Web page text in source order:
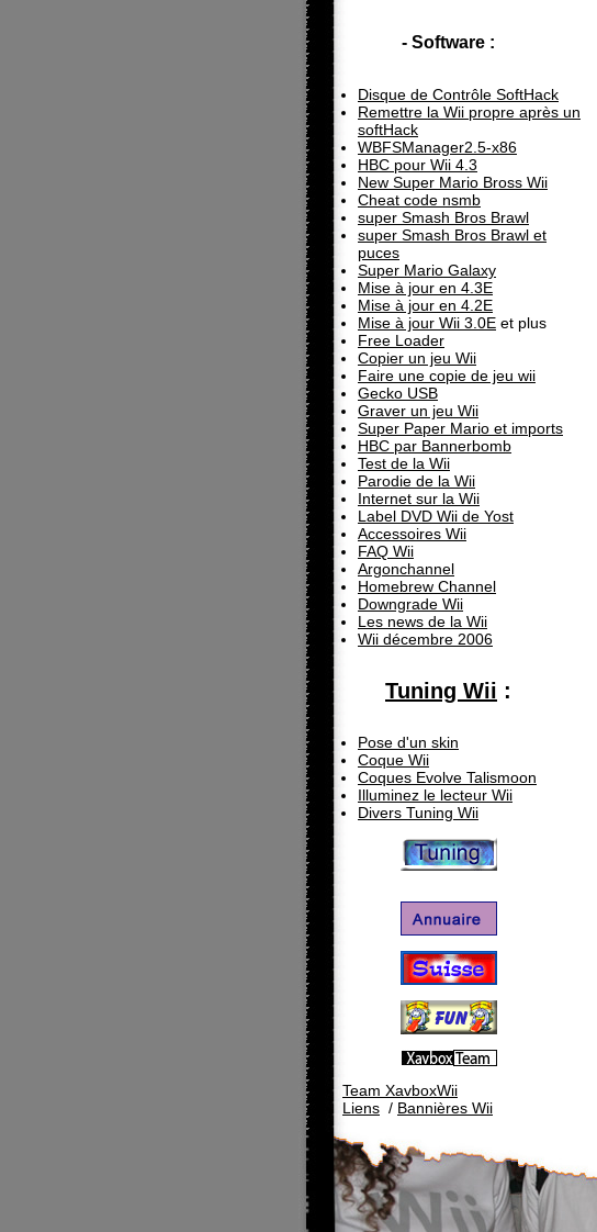
- Software :
Disque de Contrôle SoftHack
Remettre la Wii propre après un
softHack
WBFSManager2.5-x86
HBC pour Wii 4.3
New Super Mario Bross Wii
Cheat code nsmb
super Smash Bros Brawl
super Smash Bros Brawl et
puces
Super Mario Galaxy
Mise à jour en 4.3E
Mise à jour en 4.2E
Mise à jour Wii 3.0E et plus
Free Loader
Copier un jeu Wii
Faire une copie de jeu wii
Gecko USB
Graver un jeu Wii
Super Paper Mario et imports
HBC par Bannerbomb
Test de la Wii
Parodie de la Wii
Internet sur la Wii
Label DVD Wii de Yost
Accessoires Wii
FAQ Wii
Argonchannel
Homebrew Channel
Downgrade Wii
Les news de la Wii
Wii décembre 2006
Tuning Wii :
Pose d'un skin
Coque Wii
Coques Evolve Talismoon
Illuminez le lecteur Wii
Divers Tuning Wii
Team XavboxWii
Liens / Bannières Wii